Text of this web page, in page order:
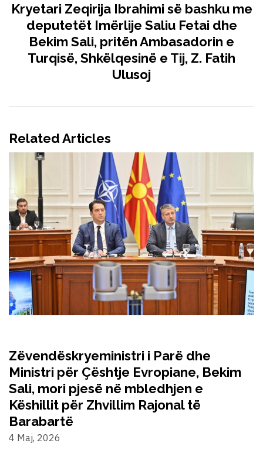
Kryetari Zeqirija Ibrahimi së bashku me
deputetët Imërlije Saliu Fetai dhe
Bekim Sali, pritën Ambasadorin e
Turqisë, Shkëlqesinë e Tij, Z. Fatih
Ulusoj
Related Articles
Zëvendëskryeministri i Parë dhe
Ministri për Çështje Evropiane, Bekim
Sali, mori pjesë në mbledhjen e
Këshillit për Zhvillim Rajonal të
Barabartë
4 Maj, 2026